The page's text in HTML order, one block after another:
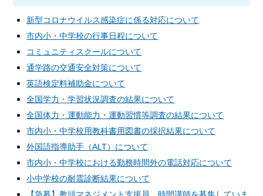
新型コロナウイルス感染症に係る対応について
市内小・中学校の行事日程について
コミュニティスクールについて
通学路の交通安全対策について
英語検定料補助金について
全国学力・学習状況調査の結果について
全国体力・運動能力・運動習慣等調査の結果について
市内小・中学校用教科書用図書の採択結果について
外国語指導助手（ALT）について
市内小・中学校における勤務時間外の電話対応について
小中学校の耐震診断結果について